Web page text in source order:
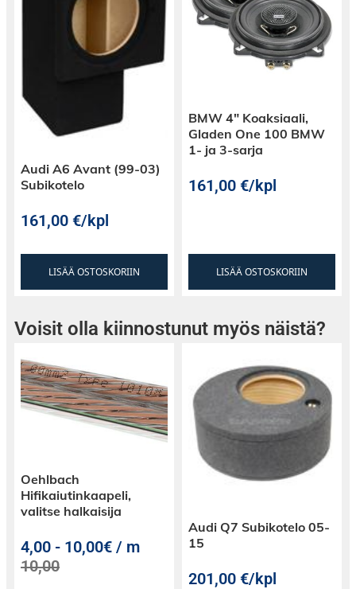
Audi A6 Avant (99-03)
Subikotelo
161,00€/kpl
LISÄÄ OSTOSKORIIN
BMW 4″ Koaksiaali,
Gladen One 100 BMW
1- ja 3-sarja
161,00€/kpl
LISÄÄ OSTOSKORIIN
Voisit olla kiinnostunut myös näistä?
Oehlbach
Hifikaiutinkaapeli,
valitse halkaisija
4,00 - 10,00€ / m
10,00
Audi Q7 Subikotelo 05-
15
201,00€/kpl